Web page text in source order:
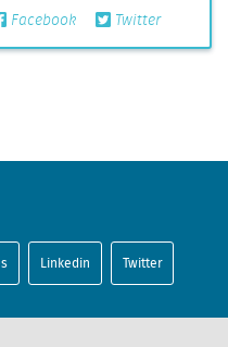
Facebook Twitter
Linkedin Twitter